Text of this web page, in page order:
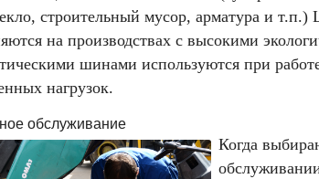
строительный мусор, арматура и
на производствах с высокими
шинами используются при
нагрузок.
обслуживание
Когда